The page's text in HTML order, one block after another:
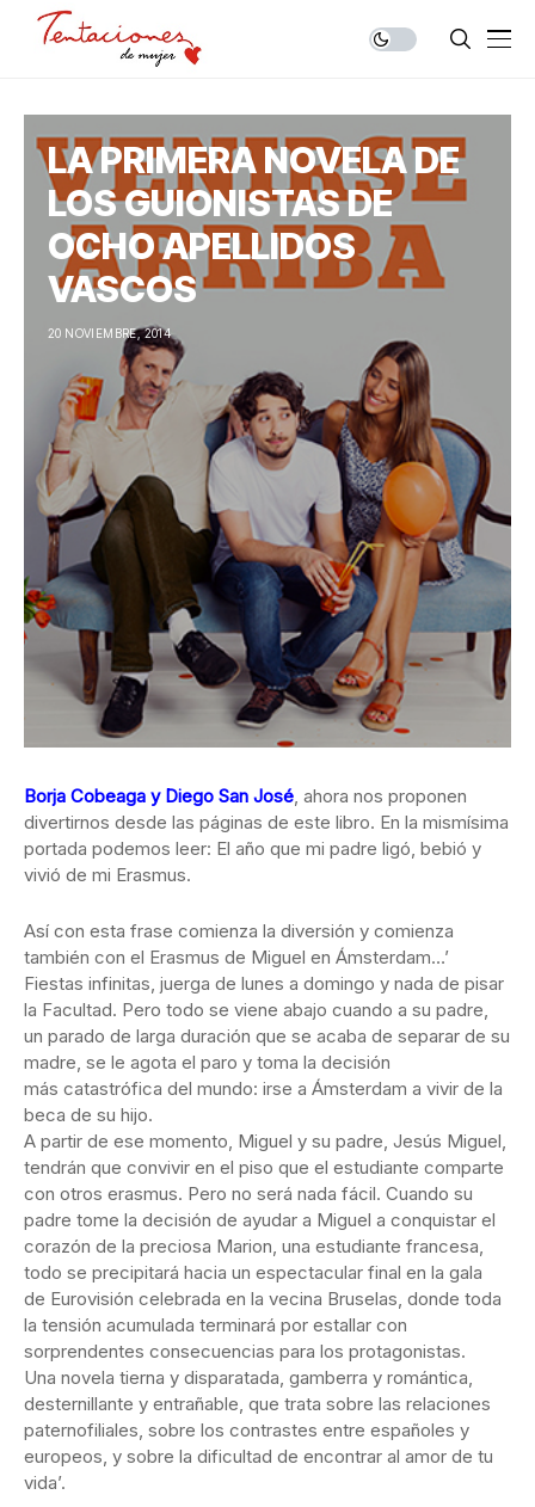
LA PRIMERA NOVELA DE
LOS GUIONISTAS DE
OCHO APELLIDOS
VASCOS
20 NOVIEMBRE, 2014
Borja Cobeaga y Diego San José, ahora nos proponen
divertirnos desde las páginas de este libro. En la mismísima
portada podemos leer: El año que mi padre ligó, bebió y
vivió de mi Erasmus.
Así con esta frase comienza la diversión y comienza
también con el Erasmus de Miguel en Ámsterdam…’
Fiestas infinitas, juerga de lunes a domingo y nada de pisar
la Facultad. Pero todo se viene abajo cuando a su padre,
un parado de larga duración que se acaba de separar de su
madre, se le agota el paro y toma la decisión
más catastrófica del mundo: irse a Ámsterdam a vivir de la
beca de su hijo.
A partir de ese momento, Miguel y su padre, Jesús Miguel,
tendrán que convivir en el piso que el estudiante comparte
con otros erasmus. Pero no será nada fácil. Cuando su
padre tome la decisión de ayudar a Miguel a conquistar el
corazón de la preciosa Marion, una estudiante francesa,
todo se precipitará hacia un espectacular final en la gala
de Eurovisión celebrada en la vecina Bruselas, donde toda
la tensión acumulada terminará por estallar con
sorprendentes consecuencias para los protagonistas.
Una novela tierna y disparatada, gamberra y romántica,
desternillante y entrañable, que trata sobre las relaciones
paternofiliales, sobre los contrastes entre españoles y
europeos, y sobre la dificultad de encontrar al amor de tu
vida’.